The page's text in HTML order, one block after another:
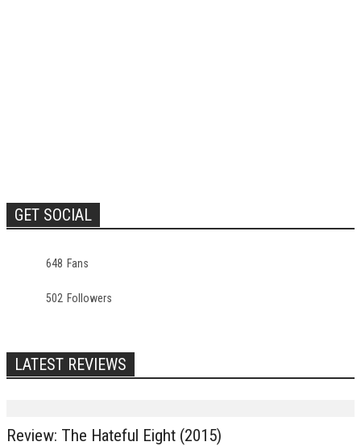
GET SOCIAL
648 Fans
502 Followers
LATEST REVIEWS
Review: The Hateful Eight (2015)